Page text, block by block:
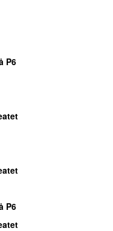
P6
P6